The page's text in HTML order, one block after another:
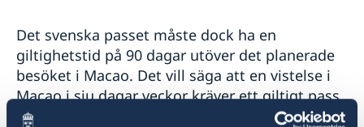
Det svenska passet måste dock ha en
giltighetstid på 90 dagar utöver det planerade
besöket i Macao. Det vill säga att en vistelse i
Macao i sju dagar veckor kräver ett giltigt pass
i 7 + 90 = 97 dagar vid inresa.